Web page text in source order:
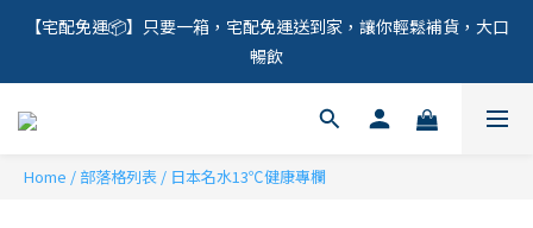
【宅配免運📦】只要一箱，宅配免運送到家，讓你輕鬆補貨，大口
暢飲
Home / 部落格列表 / 日本名水13℃健康專欄